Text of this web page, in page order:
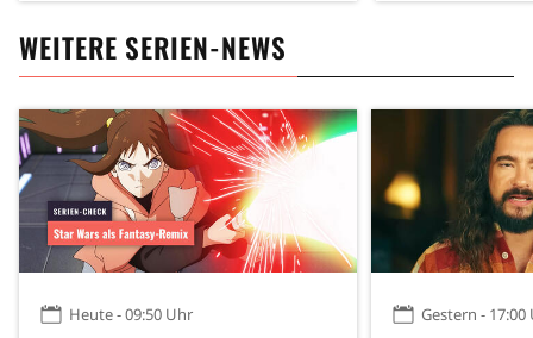
WEITERE SERIEN-NEWS
Heute - 09:50 Uhr Gestern - 17:00